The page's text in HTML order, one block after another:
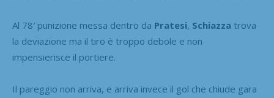
Al 78′ punizione messa dentro da Pratesi, Schiazza trova
la deviazione ma il tiro è troppo debole e non
impensierisce il portiere.
Il pareggio non arriva, e arriva invece il gol che chiude gara